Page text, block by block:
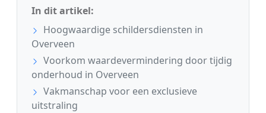
In dit artikel:
Hoogwaardige schildersdiensten in
Overveen
Voorkom waardevermindering door tijdig
onderhoud in Overveen
Vakmanschap voor een exclusieve
uitstraling